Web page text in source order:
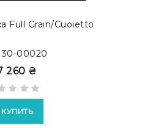
Full Grain/Cuoietto
30-00020
260 ₴
КУПИТЬ